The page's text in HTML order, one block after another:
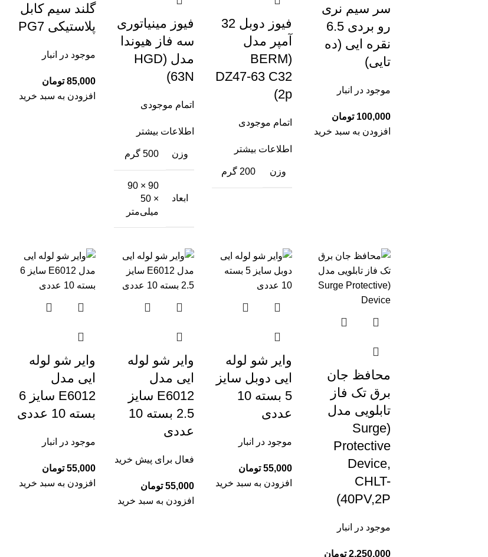
سر سیم نری
رو بردی 6.5
نقره ایی (ده
تایی)
موجود در انبار
تومان
افزودن به سبد خرید
فیوز دوبل 32
آمپر مدل
(BERM
DZ47-63 C32
2p)
اتمام موجودی
اطلاعات بیشتر
وزن 200 گرم
فیوز مینیاتوری
سه فاز هیوندا
مدل (HGD
63N)
اتمام موجودی
اطلاعات بیشتر
وزن 500 گرم
ابعاد
90 × 90
× 50
میلی‌متر
گلند سیم کابل
پلاستیکی PG7‏
موجود در انبار
تومان
افزودن به سبد خرید
محافظ جان
برق تک فاز
تابلویی مدل
(Surge
Protective
Device,
CHLT-
40PV,2P)
موجود در انبار
تومان
وایر شو لوله
ایی دوبل سایز
5 بسته 10
عددی
موجود در انبار
تومان
افزودن به سبد خرید
وایر شو لوله
ایی مدل
E6012 سایز
2.5 بسته 10
عددی
فعال برای پیش خرید
تومان
افزودن به سبد خرید
وایر شو لوله
ایی مدل
E6012 سایز 6
بسته 10 عددی
موجود در انبار
تومان
افزودن به سبد خرید